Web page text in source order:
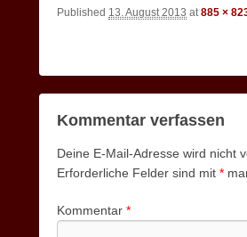
Published 13. August 2013 at885 ×
Kommentar verfassen
Deine E-Mail-Adresse wird nicht
Erforderliche Felder sind mit *
Kommentar *